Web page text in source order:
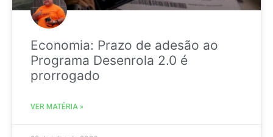
Economia: Prazo de adesão ao
Programa Desenrola 2.0 é
prorrogado
VER MATÉRIA »